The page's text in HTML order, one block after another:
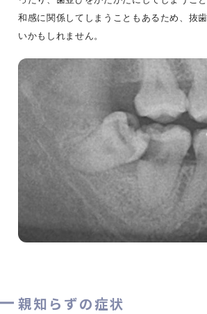
和感に関係してしまうこともあるため、抜
いかもしれません。
親知らずの症状